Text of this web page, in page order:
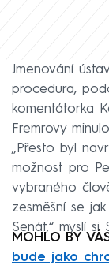
Jmenování
procedura,
komentátorka
Fremrovy
„Přesto byl
možnost pro
vybraného
zesměšní se
Senát,“ myslí si
MOHLO BY
bude jako